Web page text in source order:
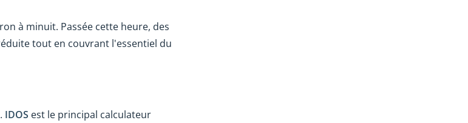
à minuit. Passée cette heure, des
tout en couvrant l'essentiel du
IDOS est le principal calculateur